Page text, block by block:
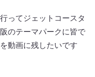
ってジェットコースタ
のテーマパークに皆で
動画に残したいです